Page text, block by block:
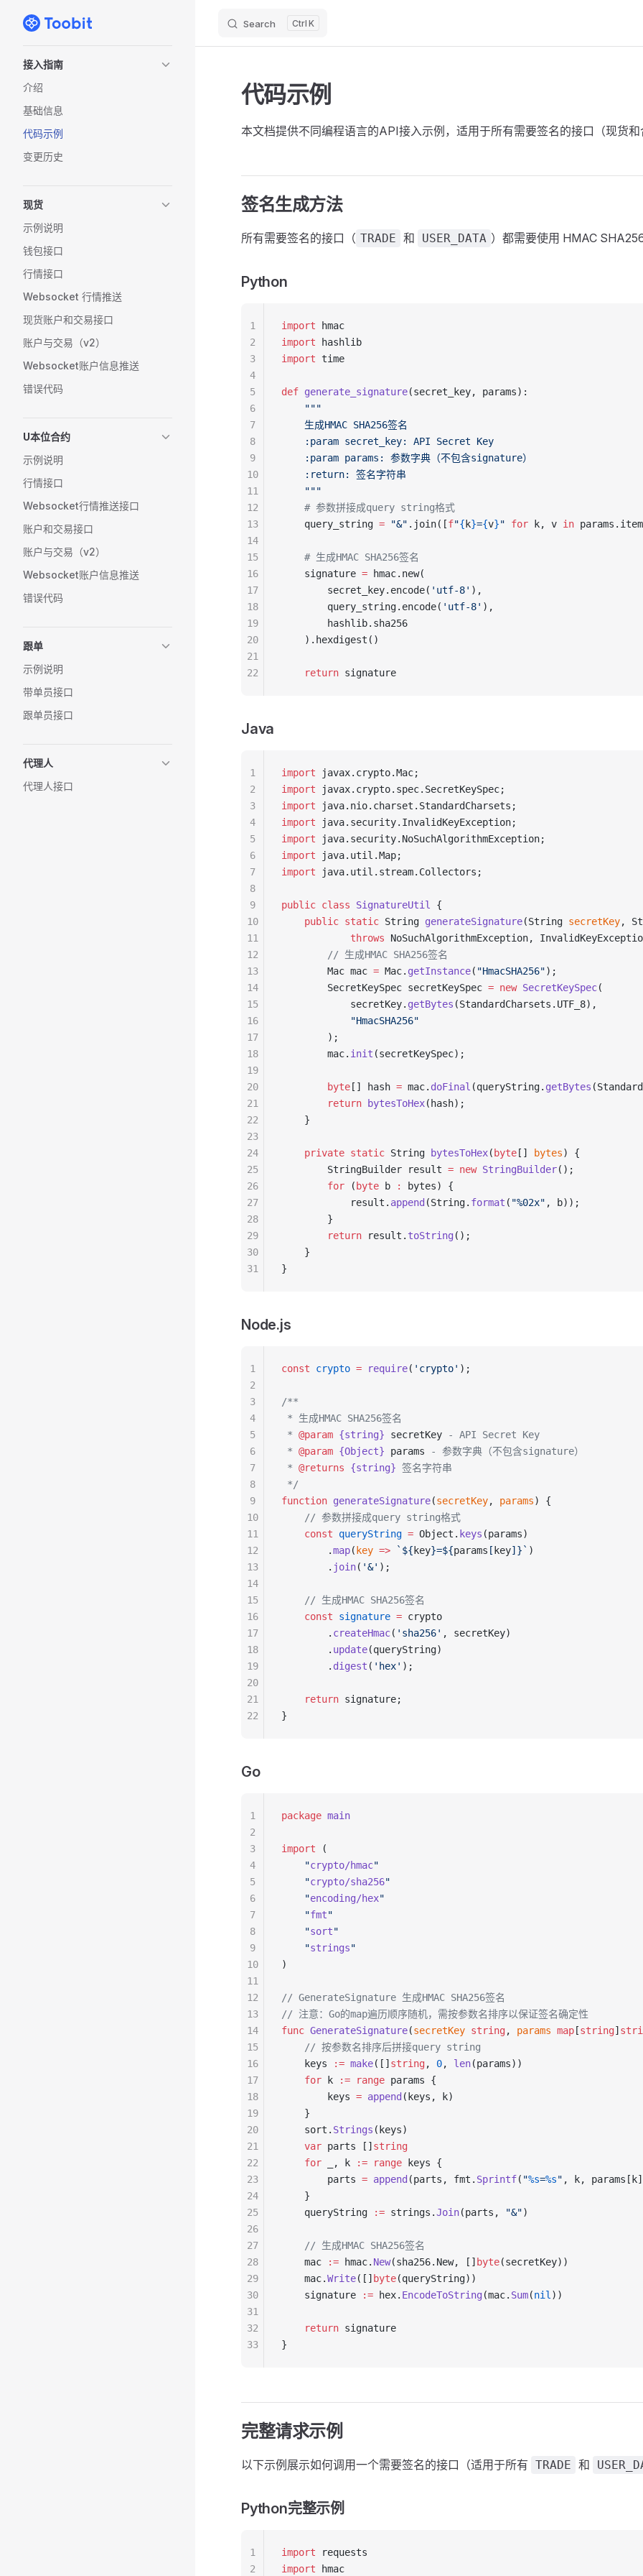
Skip to content Search K
接入指南
介绍
基础信息
代码示例
变更历史
现货
示例说明
钱包接口
行情接口
Websocket 行情推送
现货账户和交易接口
账户与交易（v2）
Websocket账户信息推送
错误代码
U本位合约
示例说明
行情接口
Websocket行情推送接口
账户和交易接口
账户与交易（v2）
Websocket账户信息推送
错误代码
跟单
示例说明
带单员接口
跟单员接口
代理人
代理人接口
代码示例
本文档提供不同编程语言的API接入示例，适用于所有需要签名的接口（现货
签名生成方法
所有需要签名的接口（ TRADE 和 USER_DATA ）都需要使用 HMAC
Python
import hmac
import hashlib
import time
def generate_signature(secret_key, params):
    """
    生成HMAC SHA256签名
    :param secret_key: API Secret Key
    :param params: 参数字典（不包含signature）
    :return: 签名字符串
    """
    # 参数拼接成query string格式
    query_string
= "&" .join([f"{ k}={v}" for k, v in
    # 生成HMAC SHA256签名
    signature
= hmac.new(
        secret_key.encode(
'utf-8' ),
        query_string.encode(
'utf-8' ),
        hashlib.sha256
    ).hexdigest()
    return
signature
1
2
3
4
5
6
7
8
9
10
11
12
13
14
15
16
17
18
19
20
21
22
Java
import javax.crypto.Mac;
import javax.crypto.spec.SecretKeySpec;
import java.nio.charset.StandardCharsets;
import java.security.InvalidKeyException;
import java.security.NoSuchAlgorithmException;
import java.util.Map;
import java.util.stream.Collectors;
public class SignatureUtil
{
    public
static String generateSignature(String secretKey,
            throws
NoSuchAlgorithmException,
        // 生成HMAC SHA256签名
        Mac mac
= Mac. getInstance( "HmacSHA256");
        SecretKeySpec secretKeySpec
= new SecretKeySpec(
            secretKey.
getBytes (StandardCharsets.UTF_8),
            "HmacSHA256"
        );
        mac.
init (secretKeySpec);
        byte
[] hash = mac. doFinal (queryString. getBytes
        return
bytesToHex(hash);
    }
    private
static String bytesToHex( byte [] bytes) {
        StringBuilder result
= new StringBuilder();
        for
( byte b :
bytes) {
            result.
append (String. format ( "%02x" , b));
        }
        return
result. toString ();
    }
}
1
2
3
4
5
6
7
8
9
10
11
12
13
14
15
16
17
18
19
20
21
22
23
24
25
26
27
28
29
30
31
Node.js
const crypto = require( 'crypto' );
/**
* 生成HMAC SHA256签名
* @param {string} secretKey - API Secret Key
* @param {Object} params - 参数字典（不包含signature）
* @returns {string} 签名字符串
*/
function generateSignature(secretKey, params) {
    // 参数拼接成query string格式
    const
queryString = Object. keys (params)
        .
map( key => `${ key}=${params [ key] }` )
        .
join( '&' );
    // 生成HMAC SHA256签名
    const
signature = crypto
        .
createHmac( 'sha256' , secretKey)
        .
update(queryString)
        .
digest ( 'hex' );
    return
signature;
}
1
2
3
4
5
6
7
8
9
10
11
12
13
14
15
16
17
18
19
20
21
22
Go
package main
import (
    "
crypto/hmac"
    "
crypto/sha256"
    "
encoding/hex"
    "
fmt"
    "
sort"
    "
strings"
)
// GenerateSignature 生成HMAC SHA256签名
// 注意：Go的map遍历顺序随机，需按参数名排序以保证签名确定性
func GenerateSignature(secretKey string, params map [string]
    // 按参数名排序后拼接query string
    keys
:= make([] string, 0, len(params))
    for
k := range params {
        keys
= append (keys, k)
    }
    sort.
Strings (keys)
    var
parts [] string
    for
_, k := range keys {
        parts
= append (parts, fmt. Sprintf( "%s=%s" , k,
    }
    queryString
:= strings.Join(parts, "&")
    // 生成HMAC SHA256签名
    mac
:= hmac. New(sha256.New, [] byte(secretKey))
    mac.
Write([] byte(queryString))
    signature
:= hex. EncodeToString (mac. Sum(nil ))
    return
signature
}
1
2
3
4
5
6
7
8
9
10
11
12
13
14
15
16
17
18
19
20
21
22
23
24
25
26
27
28
29
30
31
32
33
完整请求示例
以下示例展示如何调用一个需要签名的接口（适用于所有 TRADE 和
Python完整示例
import requests
import hmac
1
2